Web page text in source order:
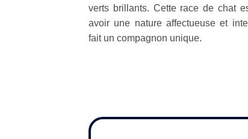
verts brillants. Cette race de chat
avoir une nature affectueuse et
fait un compagnon unique.